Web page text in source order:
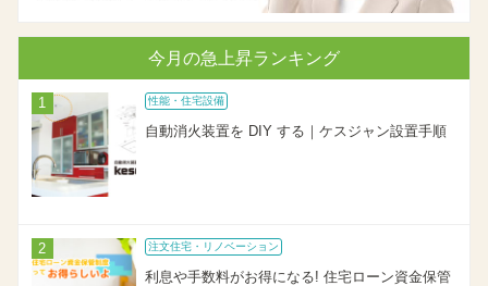
今月の急上昇ランキング
性能・住宅設備
自動消火装置を DIY する｜ケスジャン設置手順
注文住宅・リノベーション
利息や手数料がお得になる! 住宅ローン資金保管